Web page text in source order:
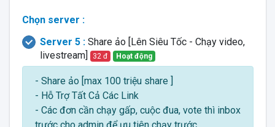
Chọn server :
Server 5 :Share ảo [Lên Siêu Tốc - Chạy video,
livestream]
32 đ Hoạt động
- Share ảo [max 100 triệu share ]
- Hỗ Trợ Tất Cả Các Link
- Các đơn cần chạy gấp, cuộc đua, vote thì inbox